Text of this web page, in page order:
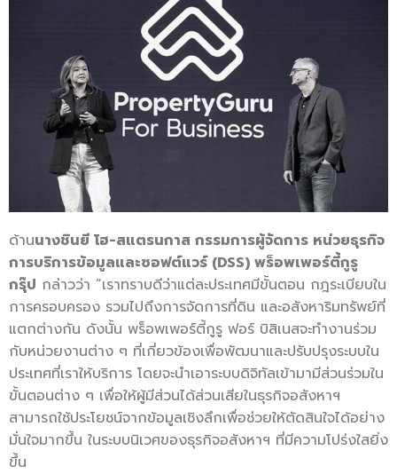
ด้านนางชินยี โฮ-สแตรนกาส กรรมการผู้จัดการ หน่วยธุรกิจ
การบริการข้อมูลและซอฟต์แวร์ (DSS) พร็อพเพอร์ตี้กูรู
กรุ๊ป กล่าวว่า “เราทราบดีว่าแต่ละประเทศมีขั้นตอน กฎระเบียบใน
การครอบครอง รวมไปถึงการจัดการที่ดิน และอสังหาริมทรัพย์ที่
แตกต่างกัน ดังนั้น พร็อพเพอร์ตี้กูรู ฟอร์ บิสิเนสจะทำงานร่วม
กับหน่วยงานต่าง ๆ ที่เกี่ยวข้องเพื่อพัฒนาและปรับปรุงระบบใน
ประเทศที่เราให้บริการ โดยจะนำเอาระบบดิจิทัลเข้ามามีส่วนร่วมใน
ขั้นตอนต่าง ๆ เพื่อให้ผู้มีส่วนได้ส่วนเสียในธุรกิจอสังหาฯ
สามารถใช้ประโยชน์จากข้อมูลเชิงลึกเพื่อช่วยให้ตัดสินใจได้อย่าง
มั่นใจมากขึ้น ในระบบนิเวศของธุรกิจอสังหาฯ ที่มีความโปร่งใสยิ่ง
ขึ้น